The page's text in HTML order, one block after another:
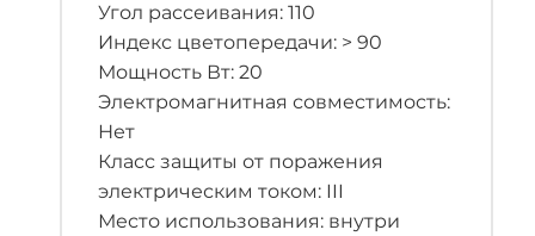
Угол рассеивания: 110
Индекс цветопередачи: > 90
Мощность Вт: 20
Электромагнитная совместимость:
Нет
Класс защиты от поражения
электрическим током: III
Место использования: внутри